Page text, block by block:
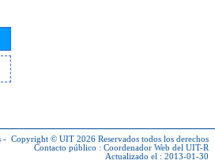
- Copyright © UIT 2026 Reservados todos los derechos
Contacto público : Coordenador Web del UIT-R
Actualizado el : 2013-01-30